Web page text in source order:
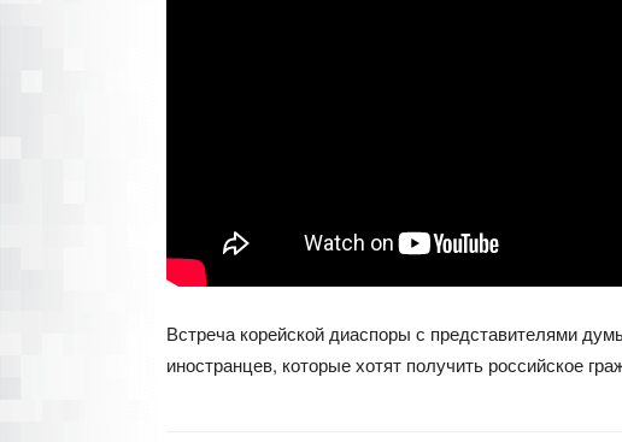
Встреча корейской диаспоры с представителями
иностранцев, которые хотят получить российское